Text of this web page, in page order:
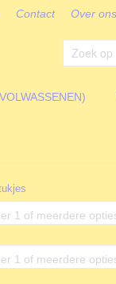
Contact Over ons
1 of meerdere
1 of meerdere